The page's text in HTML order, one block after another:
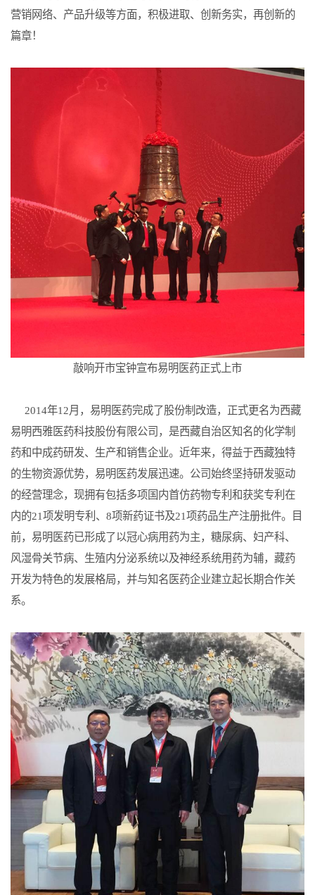
营销网络、产品升级等方面，积极进取、创新务实，再创新的
篇章！
敲响开市宝钟宣布易明医药正式上市
2014年12月，易明医药完成了股份制改造，正式更名为西藏
易明西雅医药科技股份有限公司，是西藏自治区知名的化学制
药和中成药研发、生产和销售企业。近年来，得益于西藏独特
的生物资源优势，易明医药发展迅速。公司始终坚持研发驱动
的经营理念，现拥有包括多项国内首仿药物专利和获奖专利在
内的21项发明专利、8项新药证书及21项药品生产注册批件。目
前，易明医药已形成了以冠心病用药为主，糖尿病、妇产科、
风湿骨关节病、生殖内分泌系统以及神经系统用药为辅，藏药
开发为特色的发展格局，并与知名医药企业建立起长期合作关
系。